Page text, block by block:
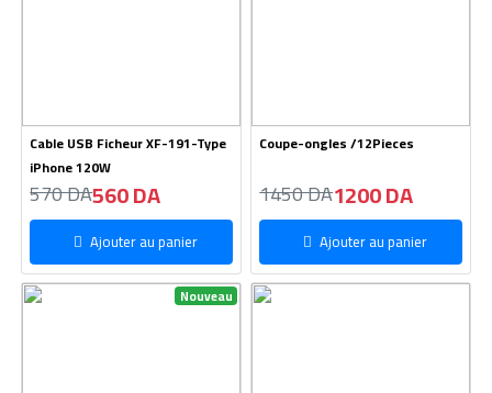
Cable USB Ficheur XF-191-Type
iPhone 120W
570 DA560 DA
Ajouter au panier
Coupe-ongles /12Pieces
1450 DA1200 DA
Ajouter au panier
Nouveau